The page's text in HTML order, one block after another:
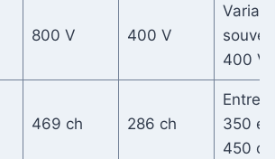
800 V 400 V
400 V
469 ch 286 ch
Entre
350 et
450 ch